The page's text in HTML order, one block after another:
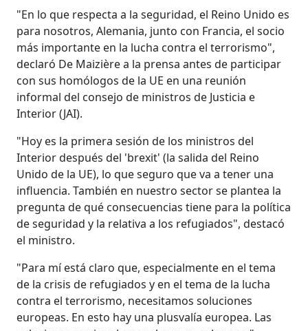
"En lo que respecta a la seguridad, el Reino Unido es
para nosotros, Alemania, junto con Francia, el socio
más importante en la lucha contra el terrorismo",
declaró De Maizière a la prensa antes de participar
con sus homólogos de la UE en una reunión
informal del consejo de ministros de Justicia e
Interior (JAI).
"Hoy es la primera sesión de los ministros del
Interior después del 'brexit' (la salida del Reino
Unido de la UE), lo que seguro que va a tener una
influencia. También en nuestro sector se plantea la
pregunta de qué consecuencias tiene para la política
de seguridad y la relativa a los refugiados", destacó
el ministro.
"Para mí está claro que, especialmente en el tema
de la crisis de refugiados y en el tema de la lucha
contra el terrorismo, necesitamos soluciones
europeas. En esto hay una plusvalía europea. Las